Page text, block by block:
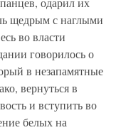
щедрым с наглыми
во власти
говорилось о
в незапамятные
вернуться в
и вступить во
белых на